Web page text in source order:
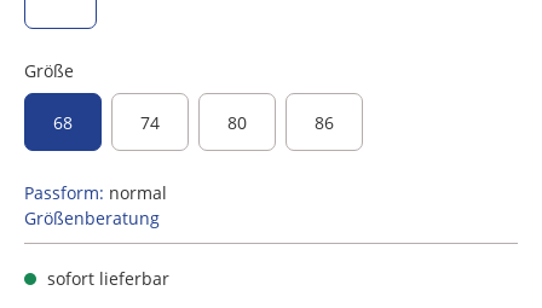
Größe
68 74 80 86
Passform: normal
Größenberatung
sofort lieferbar